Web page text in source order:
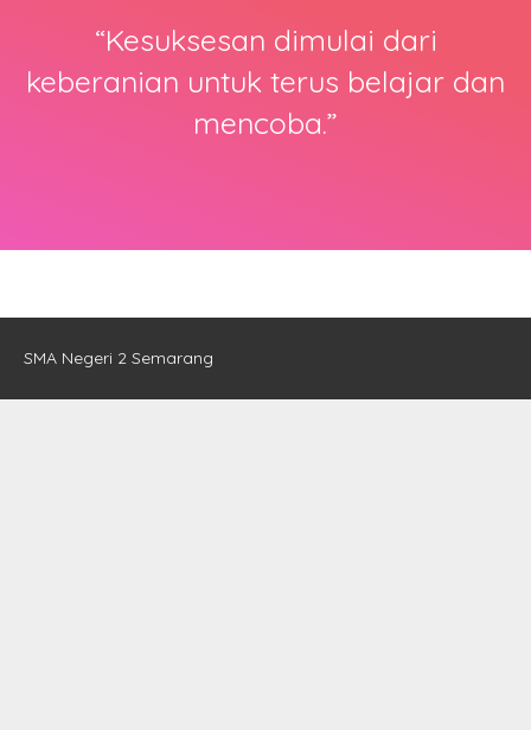
“Kesuksesan dimulai dari
keberanian untuk terus belajar dan
mencoba.”
SMA Negeri 2 Semarang